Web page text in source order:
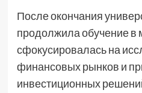
После окончания
продолжила обучение в
сфокусировалась на
финансовых рынков и
инвестиционных